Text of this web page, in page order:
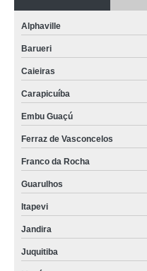
Alphaville
Barueri
Caieiras
Carapicuíba
Embu Guaçú
Ferraz de Vasconcelos
Franco da Rocha
Guarulhos
Itapevi
Jandira
Juquitiba